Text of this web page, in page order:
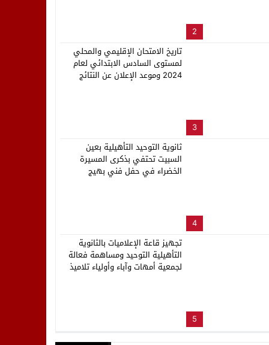
2
3
تاريخ الامتحان الإقليمي والمحلي
لمستوى السادس الابتدائي لعام
2024 وموعد الإعلان عن النتائج
4
ثانوية التوحيد التأهيلية بعين
السبيت تحتفي بذكرى المسيرة
الخضراء في حفل فني بهيج
5
تجهيز قاعة الإعلاميات بالثانوية
التأهيلية التوحيد ومساهمة فعالة
لجمعية أمهات وآباء وأولياء تلاميذ